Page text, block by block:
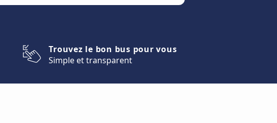
Trouvez le bon bus pour vous
Simple et transparent